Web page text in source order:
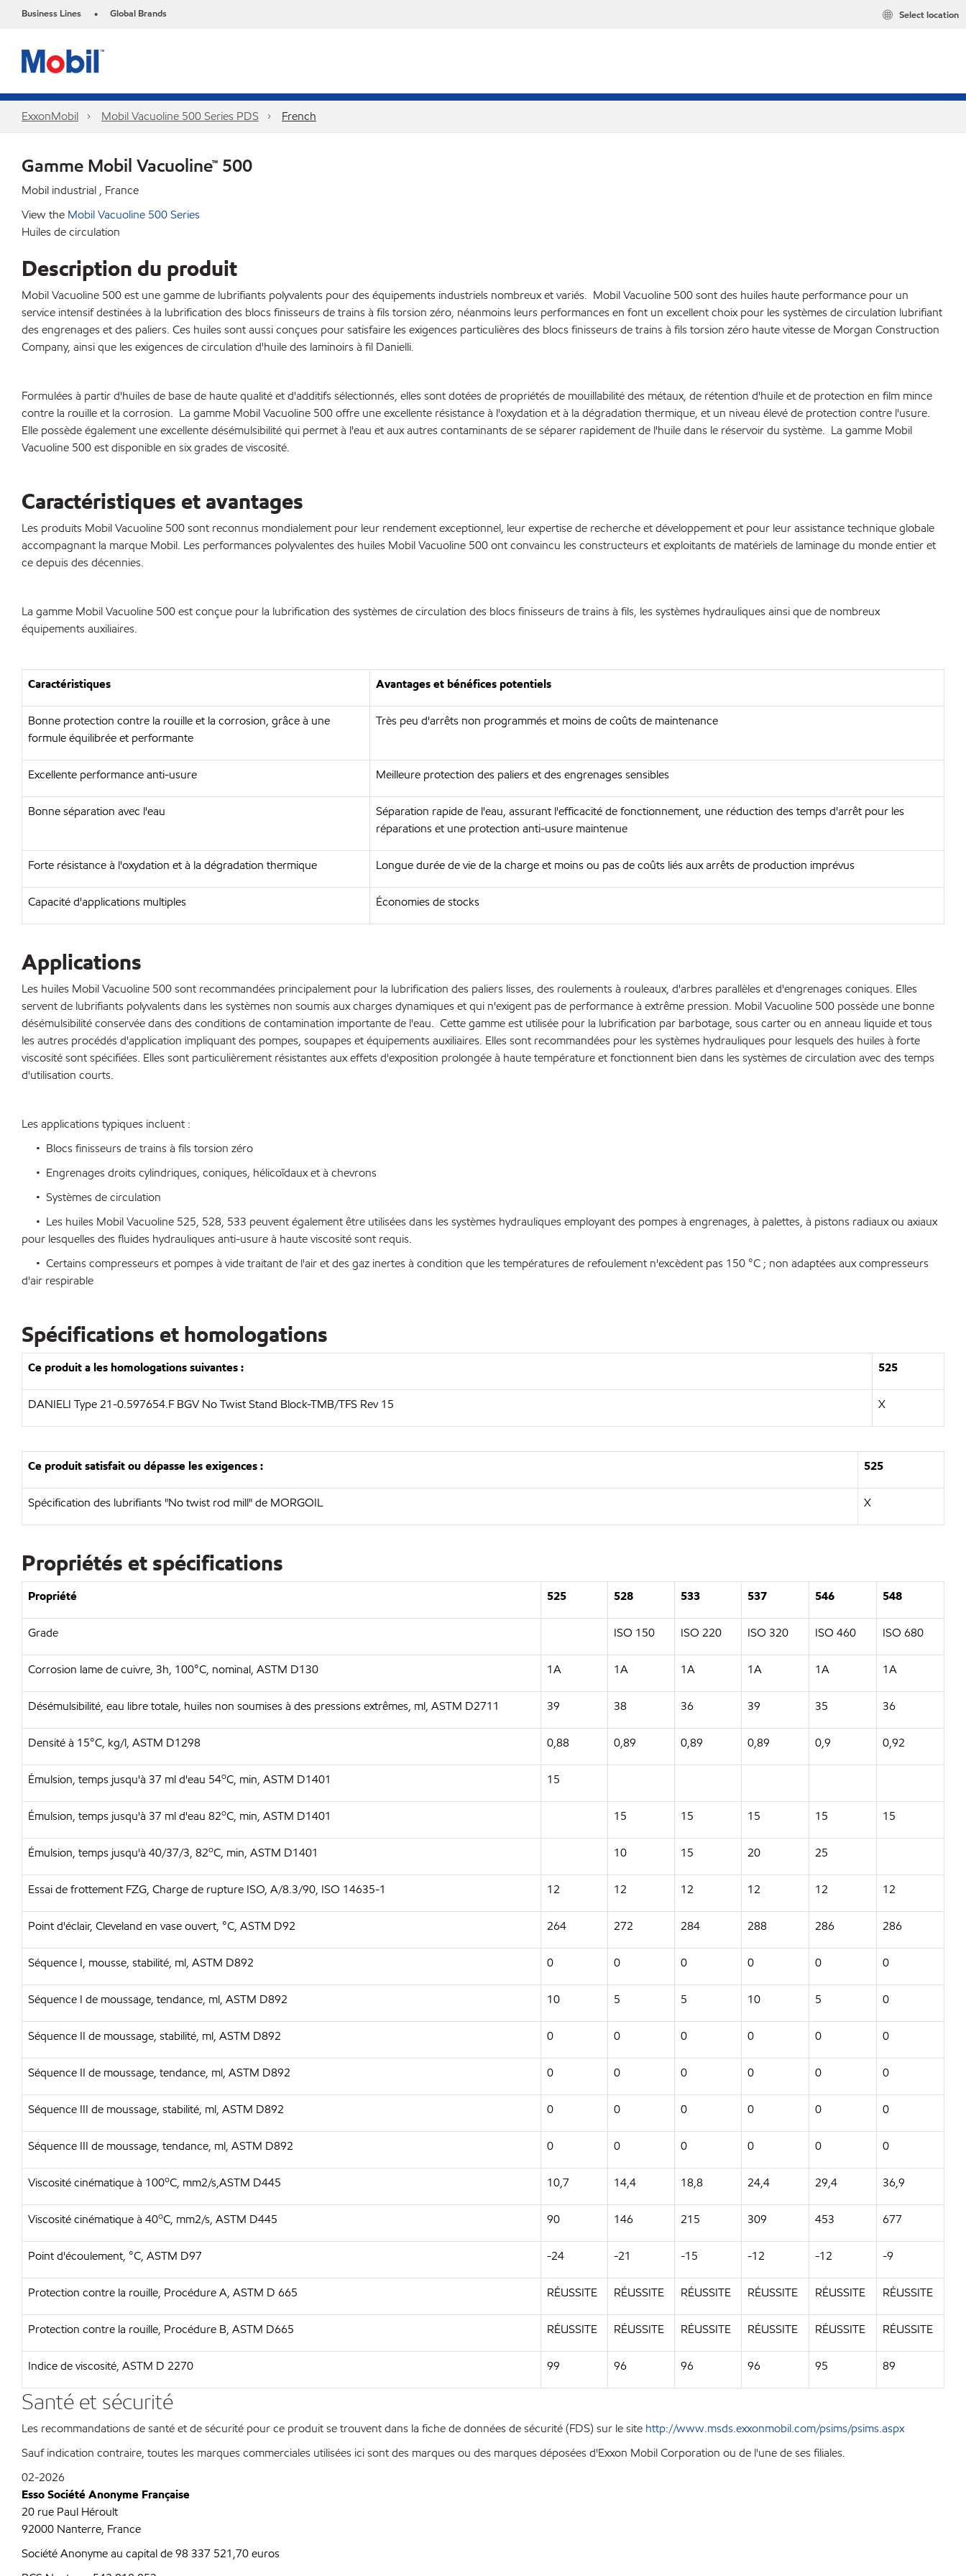
Business Lines • Global Brands Select location
ExxonMobil Mobil Vacuoline 500 Series PDS French
Gamme Mobil Vacuoline™ 500
Mobil industrial , France
View the Mobil Vacuoline 500 Series
Huiles de circulation
Description du produit
Mobil Vacuoline 500 est une gamme de lubrifiants polyvalents pour des équipements industriels nombreux et variés. Mobil Vacuoline 500 sont des huiles haute performance pour un
service intensif destinées à la lubrification des blocs finisseurs de trains à fils torsion zéro, néanmoins leurs performances en font un excellent choix pour les systèmes de circulation lubrifiant
des engrenages et des paliers. Ces huiles sont aussi conçues pour satisfaire les exigences particulières des blocs finisseurs de trains à fils torsion zéro haute vitesse de Morgan Construction
Company, ainsi que les exigences de circulation d'huile des laminoirs à fil Danielli.
Formulées à partir d'huiles de base de haute qualité et d'additifs sélectionnés, elles sont dotées de propriétés de mouillabilité des métaux, de rétention d'huile et de protection en film mince
contre la rouille et la corrosion. La gamme Mobil Vacuoline 500 offre une excellente résistance à l'oxydation et à la dégradation thermique, et un niveau élevé de protection contre l'usure.
Elle possède également une excellente désémulsibilité qui permet à l'eau et aux autres contaminants de se séparer rapidement de l'huile dans le réservoir du système. La gamme Mobil
Vacuoline 500 est disponible en six grades de viscosité.
Caractéristiques et avantages
Les produits Mobil Vacuoline 500 sont reconnus mondialement pour leur rendement exceptionnel, leur expertise de recherche et développement et pour leur assistance technique globale
accompagnant la marque Mobil. Les performances polyvalentes des huiles Mobil Vacuoline 500 ont convaincu les constructeurs et exploitants de matériels de laminage du monde entier et
ce depuis des décennies.
La gamme Mobil Vacuoline 500 est conçue pour la lubrification des systèmes de circulation des blocs finisseurs de trains à fils, les systèmes hydrauliques ainsi que de nombreux
équipements auxiliaires.
Caractéristiques Avantages et bénéfices potentiels
Bonne protection contre la rouille et la corrosion, grâce à une
formule équilibrée et performante
Très peu d'arrêts non programmés et moins de coûts de maintenance
Excellente performance anti-usure Meilleure protection des paliers et des engrenages sensibles
Bonne séparation avec l'eau
Séparation rapide de l'eau, assurant l'efficacité de fonctionnement, une réduction des temps d'arrêt pour les
réparations et une protection anti-usure maintenue
Forte résistance à l'oxydation et à la dégradation thermique Longue durée de vie de la charge et moins ou pas de coûts liés aux arrêts de production imprévus
Capacité d'applications multiples Économies de stocks
Applications
Les huiles Mobil Vacuoline 500 sont recommandées principalement pour la lubrification des paliers lisses, des roulements à rouleaux, d'arbres parallèles et d'engrenages coniques. Elles
servent de lubrifiants polyvalents dans les systèmes non soumis aux charges dynamiques et qui n'exigent pas de performance à extrême pression. Mobil Vacuoline 500 possède une bonne
désémulsibilité conservée dans des conditions de contamination importante de l'eau. Cette gamme est utilisée pour la lubrification par barbotage, sous carter ou en anneau liquide et tous
les autres procédés d'application impliquant des pompes, soupapes et équipements auxiliaires. Elles sont recommandées pour les systèmes hydrauliques pour lesquels des huiles à forte
viscosité sont spécifiées. Elles sont particulièrement résistantes aux effets d'exposition prolongée à haute température et fonctionnent bien dans les systèmes de circulation avec des temps
d'utilisation courts.
Les applications typiques incluent :
• Blocs finisseurs de trains à fils torsion zéro
• Engrenages droits cylindriques, coniques, hélicoïdaux et à chevrons
• Systèmes de circulation
• Les huiles Mobil Vacuoline 525, 528, 533 peuvent également être utilisées dans les systèmes hydrauliques employant des pompes à engrenages, à palettes, à pistons radiaux ou axiaux
pour lesquelles des fluides hydrauliques anti-usure à haute viscosité sont requis.
• Certains compresseurs et pompes à vide traitant de l'air et des gaz inertes à condition que les températures de refoulement n'excèdent pas 150 °C ; non adaptées aux compresseurs
d'air respirable
Spécifications et homologations
Ce produit a les homologations suivantes : 525
DANIELI Type 21-0.597654.F BGV No Twist Stand Block-TMB/TFS Rev 15 X
Ce produit satisfait ou dépasse les exigences : 525
Spécification des lubrifiants "No twist rod mill" de MORGOIL X
Propriétés et spécifications
Propriété 525 528 533 537 546 548
Grade ISO 150 ISO 220 ISO 320 ISO 460 ISO 680
Corrosion lame de cuivre, 3h, 100°C, nominal, ASTM D130 1A 1A 1A 1A 1A 1A
Désémulsibilité, eau libre totale, huiles non soumises à des pressions extrêmes, ml, ASTM D2711 39 38 36 39 35 36
Densité à 15°C, kg/l, ASTM D1298 0,88 0,89 0,89 0,89 0,9 0,92
Émulsion, temps jusqu'à 37 ml d'eau 54oC, min, ASTM D1401 15
Émulsion, temps jusqu'à 37 ml d'eau 82oC, min, ASTM D1401 15 15 15 15 15
Émulsion, temps jusqu'à 40/37/3, 82oC, min, ASTM D1401 10 15 20 25
Essai de frottement FZG, Charge de rupture ISO, A/8.3/90, ISO 14635-1 12 12 12 12 12 12
Point d'éclair, Cleveland en vase ouvert, °C, ASTM D92 264 272 284 288 286 286
Séquence I, mousse, stabilité, ml, ASTM D892 0 0 0 0 0 0
Séquence I de moussage, tendance, ml, ASTM D892 10 5 5 10 5 0
Séquence II de moussage, stabilité, ml, ASTM D892 0 0 0 0 0 0
Séquence II de moussage, tendance, ml, ASTM D892 0 0 0 0 0 0
Séquence III de moussage, stabilité, ml, ASTM D892 0 0 0 0 0 0
Séquence III de moussage, tendance, ml, ASTM D892 0 0 0 0 0 0
Viscosité cinématique à 100oC, mm2/s,ASTM D445 10,7 14,4 18,8 24,4 29,4 36,9
Viscosité cinématique à 40oC, mm2/s, ASTM D445 90 146 215 309 453 677
Point d'écoulement, °C, ASTM D97 -24 -21 -15 -12 -12 -9
Protection contre la rouille, Procédure A, ASTM D 665 RÉUSSITE RÉUSSITE RÉUSSITE RÉUSSITE RÉUSSITE RÉUSSITE
Protection contre la rouille, Procédure B, ASTM D665 RÉUSSITE RÉUSSITE RÉUSSITE RÉUSSITE RÉUSSITE RÉUSSITE
Indice de viscosité, ASTM D 2270 99 96 96 96 95 89
Santé et sécurité
Les recommandations de santé et de sécurité pour ce produit se trouvent dans la fiche de données de sécurité (FDS) sur le site http://www.msds.exxonmobil.com/psims/psims.aspx
Sauf indication contraire, toutes les marques commerciales utilisées ici sont des marques ou des marques déposées d'Exxon Mobil Corporation ou de l'une de ses filiales.
02-2026
Esso Société Anonyme Française
20 rue Paul Héroult
92000 Nanterre, France
Société Anonyme au capital de 98 337 521,70 euros